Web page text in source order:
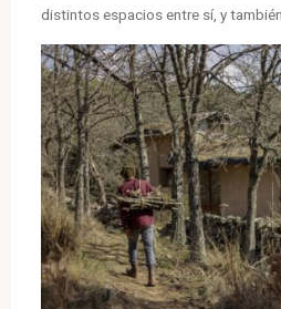
distintos espacios entre sí, y